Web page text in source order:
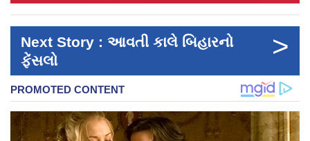
Next Story : આવતી કાલે બિહારનો
ફેંસલો
>